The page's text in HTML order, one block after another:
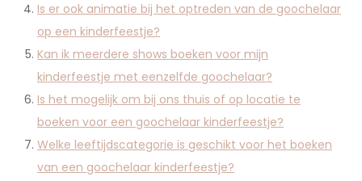
Is er ook animatie bij het optreden van de goochelaar
op een kinderfeestje?
Kan ik meerdere shows boeken voor mijn
kinderfeestje met eenzelfde goochelaar?
Is het mogelijk om bij ons thuis of op locatie te
boeken voor een goochelaar kinderfeestje?
Welke leeftijdscategorie is geschikt voor het boeken
van een goochelaar kinderfeestje?